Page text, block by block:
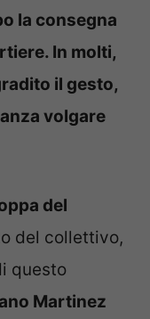
la consegna
In molti,
il gesto,
volgare
del
del collettivo,
questo
Martinez